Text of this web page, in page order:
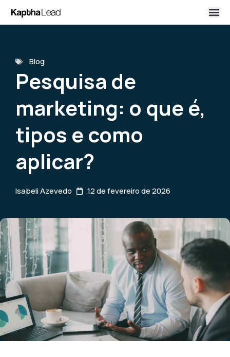
Blog
Pesquisa de
marketing: o que é,
tipos e como
aplicar?
Isabeli Azevedo 12 de fevereiro de 2026